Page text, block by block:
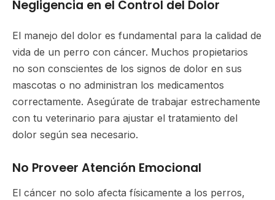
Negligencia en el Control del Dolor
El manejo del dolor es fundamental para la calidad de
vida de un perro con cáncer. Muchos propietarios
no son conscientes de los signos de dolor en sus
mascotas o no administran los medicamentos
correctamente. Asegúrate de trabajar estrechamente
con tu veterinario para ajustar el tratamiento del
dolor según sea necesario.
No Proveer Atención Emocional
El cáncer no solo afecta físicamente a los perros,